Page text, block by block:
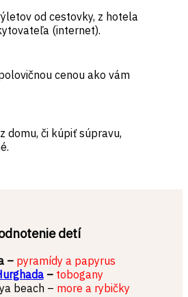
od cestovky, z hotela
(internet).
cenou ako vám
domu, či kúpiť súpravu,
detí
– pyramídy a papyrus
– tobogany
beach – more a rybičky